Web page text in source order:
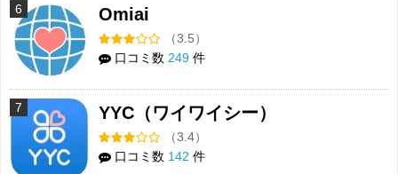
6 Omiai
（3.5）
口コミ数 249 件
7 YYC（ワイワイシー）
（3.4）
口コミ数 142 件